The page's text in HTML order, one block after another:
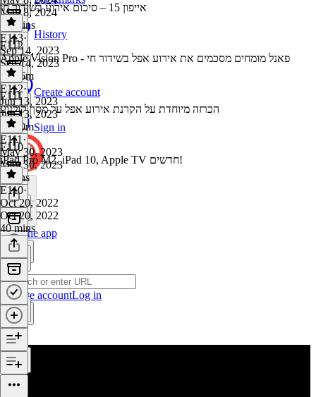
History
Create account
Sign in
Get the app
Create accountLog in
May 8, 2024
36 mins
אייפון 15 – סיכום אירוע בשידור חי
E113·
Sep 14, 2023
Sep 14, 2023
1h 26m
E112
Apple Vision Pro - פאנל מומחים מסכמים את אירוע אפל בשידור חי
E112·
Jun 13, 2023
Jun 13, 2023
1h 20m
E111
הכרזה מיוחדת על הקרנת אירוע אפל על מסך קולנוע
E111 ·
May 30, 2023
May 30, 2023
6 mins
E110
iPad Pro M2, iPad 10, Apple TV חדשים!
E110·
Oct 20, 2022
Oct 20, 2022
40 mins